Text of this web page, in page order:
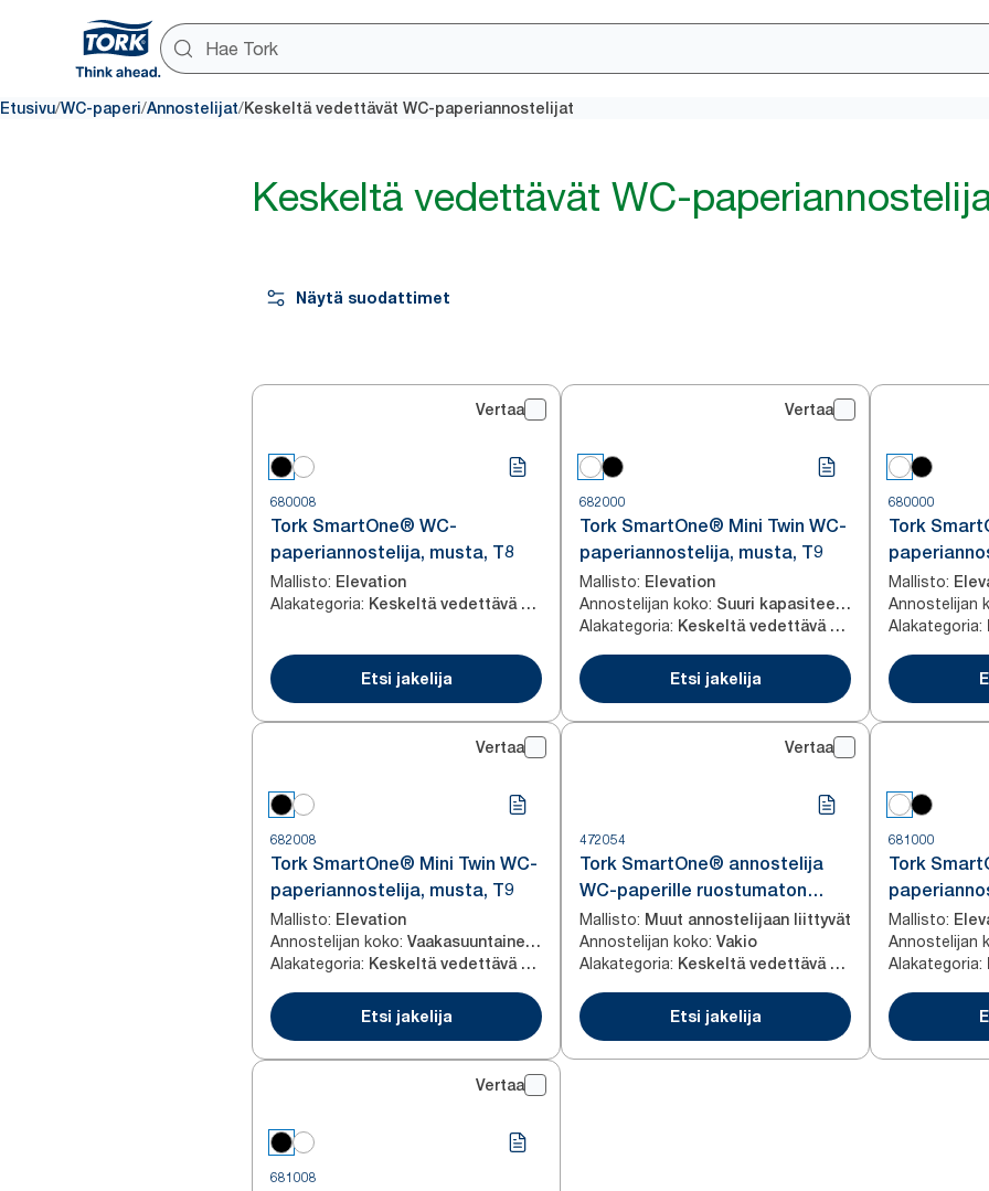
Etusivu/WC-paperi/Annostelijat/Keskeltä vedettävät WC-paperiannostelijat
Keskeltä vedettävät WC-
Näytä suodattimet
Vertaa
680008
Tork SmartOne® WC-
paperiannostelija, musta, T8
Mallisto: Elevation
Alakategoria: Keskeltä vedettävä wc-paperi
Etsi jakelija
Vertaa
682000
Tork SmartOne® Mini Twin WC-
paperiannostelija, musta, T9
Mallisto: Elevation
Annostelijan koko: Suuri kapasiteetti
Alakategoria: Keskeltä vedettävä wc-paperi
Etsi jakelija
680000
Tork
Mallisto:
Annostelijan
Alakategoria:
Vertaa
682008
Tork SmartOne® Mini Twin WC-
paperiannostelija, musta, T9
Mallisto: Elevation
Annostelijan koko: Vaakasuuntainen twin
Alakategoria: Keskeltä vedettävä wc-paperi
Etsi jakelija
Vertaa
472054
Tork SmartOne® annostelija
WC-paperille ruostumaton
teräs T8
Mallisto: Muut annostelijaan liittyvät
Annostelijan koko: Vakio
Alakategoria: Keskeltä vedettävä wc-paperi
Etsi jakelija
681000
Tork
Mallisto:
Annostelijan
Alakategoria:
Vertaa
681008